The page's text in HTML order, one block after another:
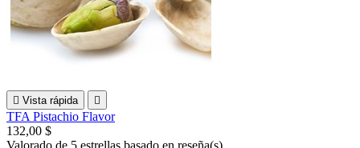
 Vista rápida 
TFA Pistachio Flavor
132,00 $